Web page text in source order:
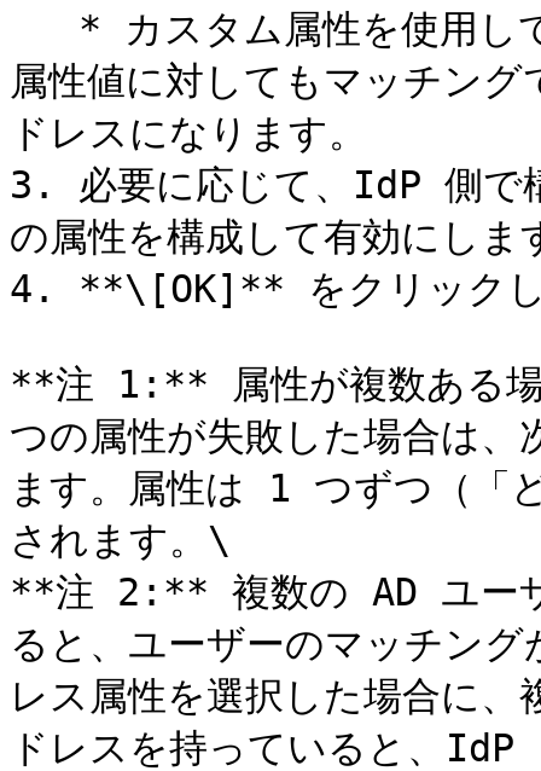
属性値に対してもマッチン
ドレスになります。
3. 必要に応じて、IdP 側で
の属性を構成して有効にしま
4. **\[OK]** をクリックし
**注 1:** 属性が複数ある場
つの属性が失敗した場合は
ます。属性は 1 つずつ（「
されます。\
**注 2:** 複数の AD ユー
ると、ユーザーのマッチン
レス属性を選択した場合に
ドレスを持っていると、